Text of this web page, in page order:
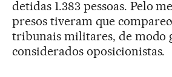
detidas 1.383 pessoas. Pelo
presos tiveram que
tribunais militares, de modo
considerados oposicionistas.